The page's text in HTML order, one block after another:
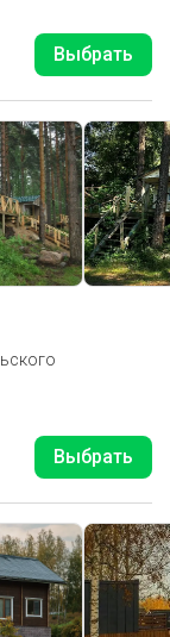
Выбрать
Выбрать